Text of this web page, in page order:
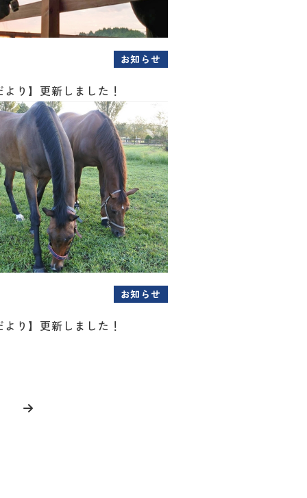
お知らせ
り】更新しました！
お知らせ
り】更新しました！